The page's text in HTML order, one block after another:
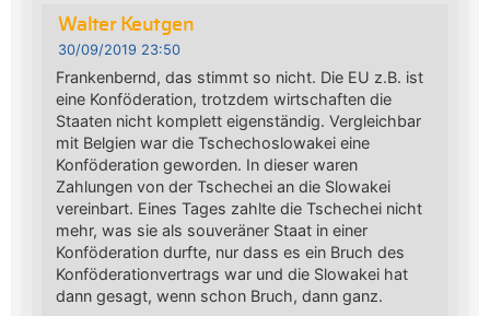
Walter Keutgen
30/09/2019 23:50
Frankenbernd, das stimmt so nicht. Die EU z.B. ist
eine Konföderation, trotzdem wirtschaften die
Staaten nicht komplett eigenständig. Vergleichbar
mit Belgien war die Tschechoslowakei eine
Konföderation geworden. In dieser waren
Zahlungen von der Tschechei an die Slowakei
vereinbart. Eines Tages zahlte die Tschechei nicht
mehr, was sie als souveräner Staat in einer
Konföderation durfte, nur dass es ein Bruch des
Konföderationvertrags war und die Slowakei hat
dann gesagt, wenn schon Bruch, dann ganz.